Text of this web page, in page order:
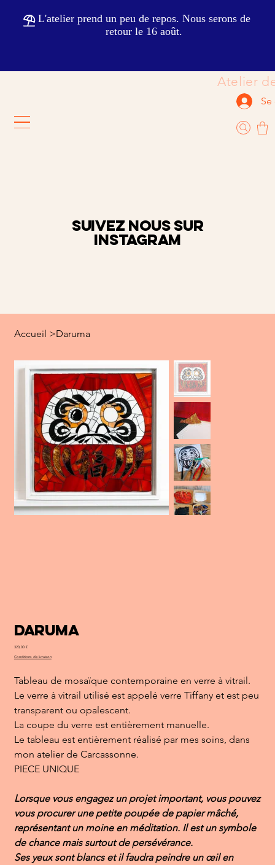
Accueil >Daruma
Daruma
Prix
320,00 €
Conditions de livraison
Tableau de mosaïque contemporaine en verre à vitrail.
Le verre à vitrail utilisé est appelé verre Tiffany et est peu
transparent ou opalescent.
La coupe du verre est entièrement manuelle.
Le tableau est entièrement réalisé par mes soins, dans
mon atelier de Carcassonne.
PIECE UNIQUE
Lorsque vous engagez un projet important, vous pouvez
vous procurer une petite poupée de papier mâché,
représentant un moine en méditation. Il est un symbole
de chance mais surtout de persévérance.
Ses yeux sont blancs et il faudra peindre un œil en
SUIVEZ NOUS SUR
Instagram